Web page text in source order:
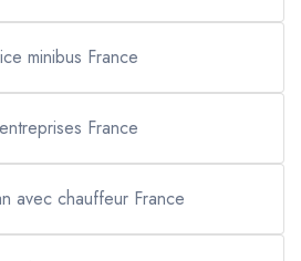
minibus France
France
avec chauffeur France